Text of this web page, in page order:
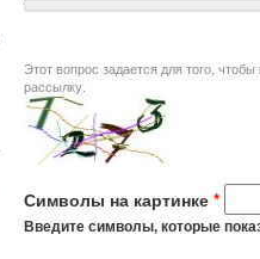
Этот вопрос задается для того, чтобы выяснить, являетесь ли Вы
рассылку.
Символы на картинке *
Введите символы, которые